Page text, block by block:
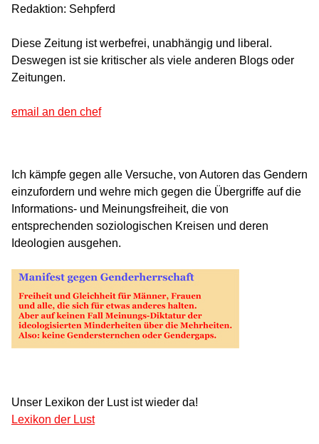
Redaktion: Sehpferd
Diese Zeitung ist werbefrei, unabhängig und liberal.
Deswegen ist sie kritischer als viele anderen Blogs oder
Zeitungen.
email an den chef
Ich kämpfe gegen alle Versuche, von Autoren das Gendern
einzufordern und wehre mich gegen die Übergriffe auf die
Informations- und Meinungsfreiheit, die von
entsprechenden soziologischen Kreisen und deren
Ideologien ausgehen.
Unser Lexikon der Lust ist wieder da!
Lexikon der Lust